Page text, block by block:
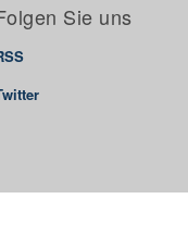
Sie uns